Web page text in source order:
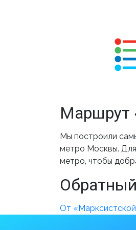
Маршрут
Мы построили
метро Москвы. Для
метро, чтобы
От